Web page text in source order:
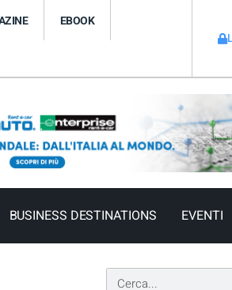
EBOOK
BUSINESS DESTINATIONS EVENTI